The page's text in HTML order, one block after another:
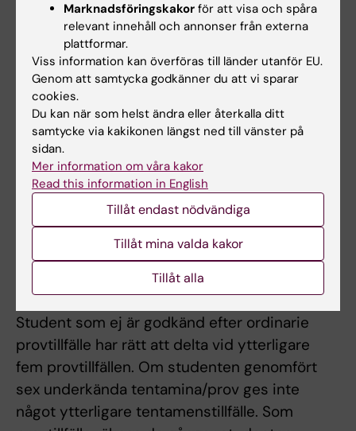
med kursens examinator kan studenten
erhålla ersättningsuppgift vid frånvaro från
obligatoriska delar.
Examination
Moment 1 examineras genom enskild skriftlig
tentamen. Moment 2 examineras genom
enskild skriftlig tentamen. Moment 3
examineras genom skriftlig sammanställning
och muntlig presentation. För att få godkänt
på kursen så krävs godkänt deltagande på
laborationer, fältstudier och enskilt arbete
samt godkänd enskild skriftlig tentamen.
Student som ej är godkänd efter ordinarie
provtillfälle har rätt att delta vid ytterligare
fem provtillfällen. Om studenten genomfört
sex underkända tentamina/prov ges inte
något ytterligare tentamenstillfälle. Som
Marknadsföringskakor för att visa och spåra
relevant innehåll och annonser från externa
plattformar.
Viss information kan överföras till länder utanför EU.
Genom att samtycka godkänner du att vi sparar
cookies.
Du kan när som helst ändra eller återkalla ditt
samtycke via kakikonen längst ned till vänster på
sidan.
Mer information om våra kakor
Read this information in English
Tillåt endast nödvändiga
Tillåt mina valda kakor
Tillåt alla